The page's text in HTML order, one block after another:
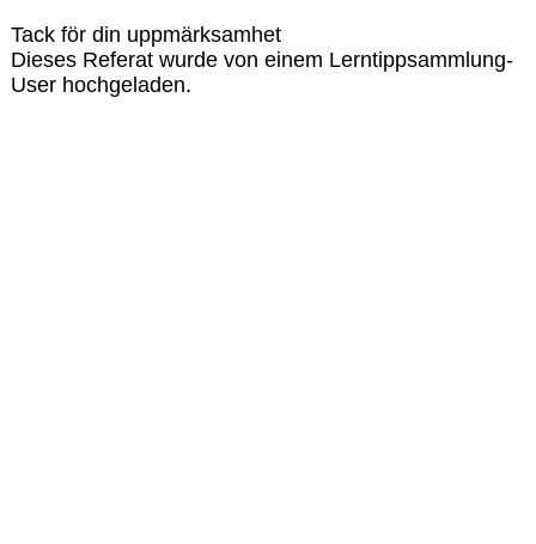
Tack för din uppmärksamhet
Dieses Referat wurde von einem Lerntippsammlung-
User hochgeladen.